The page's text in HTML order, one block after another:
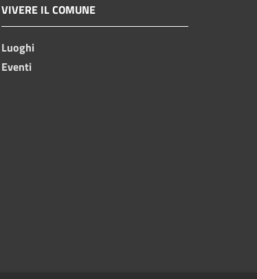
VIVERE IL COMUNE
Luoghi
Eventi